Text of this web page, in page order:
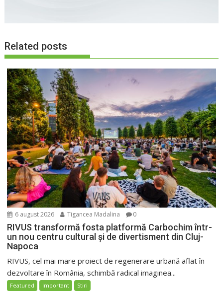
Related posts
6 august 2026 Tigancea Madalina 0
RIVUS transformă fosta platformă Carbochim într-
un nou centru cultural și de divertisment din Cluj-
Napoca
RIVUS, cel mai mare proiect de regenerare urbană aflat în
dezvoltare în România, schimbă radical imaginea...
Featured Important Stiri